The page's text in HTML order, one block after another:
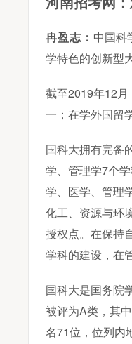
冉盈志： 中国科
学特色的创新型
截至2019年12
一；在学外国留
国科大拥有完备
学、管理学7个
学、医学、管理
化工、资源与环
授权点。在保持
学科的建设，在
国科大是国务院
被评为A类，其
名71位，位列内